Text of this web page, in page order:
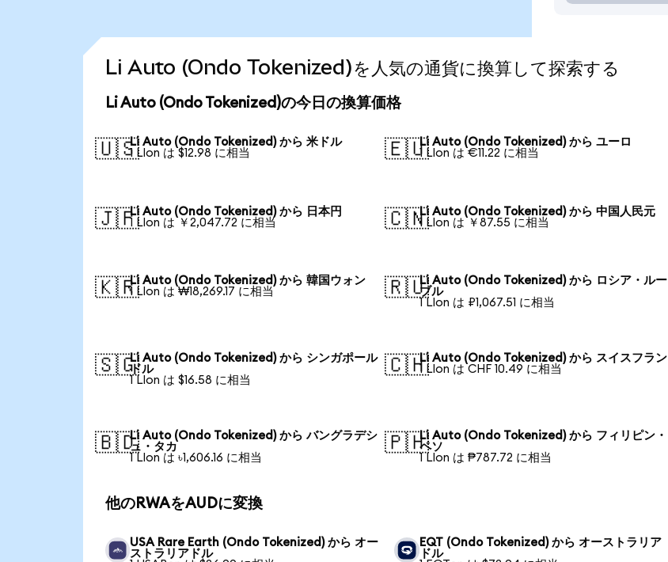
Li Auto (Ondo Tokenized)を人気の通貨に換算して探索する
Li Auto (Ondo Tokenized)の今日の換算価格
🇺🇸Li Auto (Ondo Tokenized) から 米ドル
1 LIon は $12.98 に相当
🇪🇺Li Auto (Ondo Tokenized) から ユーロ
1 LIon は €11.22 に相当
🇯🇵Li Auto (Ondo Tokenized) から 日本円
1 LIon は ￥2,047.72 に相当
🇨🇳Li Auto (Ondo Tokenized) から 中国人民元
1 LIon は ￥87.55 に相当
🇰🇷Li Auto (Ondo Tokenized) から 韓国ウォン
1 LIon は ₩18,269.17 に相当
🇷🇺Li Auto (Ondo Tokenized) から ロシア・ルー
ブル
1 LIon は ₽1,067.51 に相当
🇸🇬Li Auto (Ondo Tokenized) から シンガポール
ドル
1 LIon は $16.58 に相当
🇨🇭Li Auto (Ondo Tokenized) から スイスフラン
1 LIon は CHF 10.49 に相当
🇧🇩Li Auto (Ondo Tokenized) から バングラデシ
ュ・タカ
1 LIon は ৳1,606.16 に相当
🇵🇭Li Auto (Ondo Tokenized) から フィリピン・
ペソ
1 LIon は ₱787.72 に相当
他のRWAをAUDに変換
USA Rare Earth (Ondo Tokenized) から オー
ストラリアドル
EQT (Ondo Tokenized) から オーストラリア
ドル